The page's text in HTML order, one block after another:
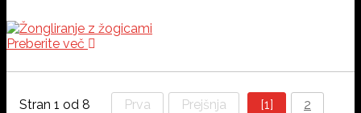
Preberite več
Stran 1 od 8 Prva Prejšnja [1]
2